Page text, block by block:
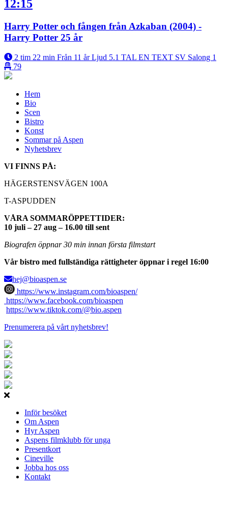
12:15
Harry Potter och fången från Azkaban (2004) -
Harry Potter 25 år
2 tim 22 min Från 11 år Ljud 5.1 TAL EN TEXT SV Salong 1
79
Hem
Bio
Scen
Bistro
Konst
Sommar på Aspen
Nyhetsbrev
VI FINNS PÅ:
HÄGERSTENSVÄGEN 100A
T-ASPUDDEN
VÅRA SOMMARÖPPETTIDER:
10 juli – 27 aug – 16.00 till sent
Biografen öppnar 30 min innan första filmstart
Vår bistro med fullständiga rättigheter öppnar i regel 16:00
hej@bioaspen.se
https://www.instagram.com/bioaspen/
https://www.facebook.com/bioaspen
https://www.tiktok.com/@bio.aspen
Prenumerera på vårt nyhetsbrev!
Inför besöket
Om Aspen
Hyr Aspen
Aspens filmklubb för unga
Presentkort
Cineville
Jobba hos oss
Kontakt